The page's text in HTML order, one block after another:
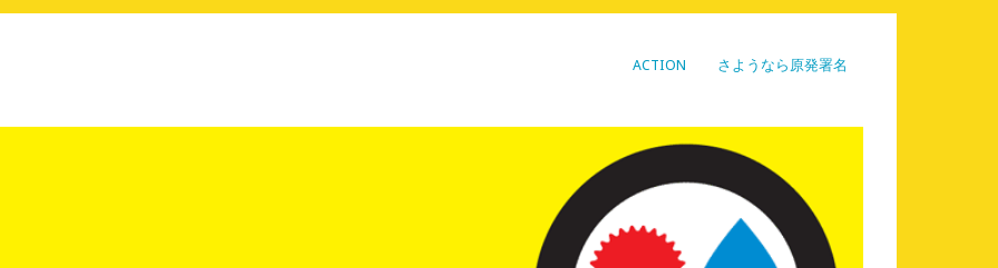
ACTION さようなら原発署名